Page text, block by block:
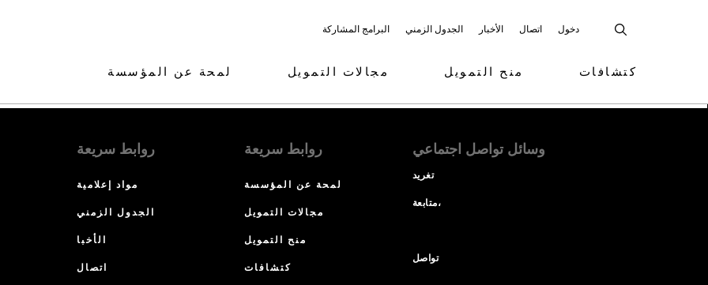
البرامج المشاركة الجدول الزمني الأخبار اتصال دخول
لمحة عن المؤسسة مجالات التمويل منح التمويل كتشافات
روابط سريعة
مواد إعلامية
الجدول الزمني
الأخبا
اتصال
روابط سريعة
لمحة عن المؤسسة
مجالات التمويل
منح التمويل
كتشافات
وسائل تواصل اجتماعي
تغريد
متابعة،
تواصل